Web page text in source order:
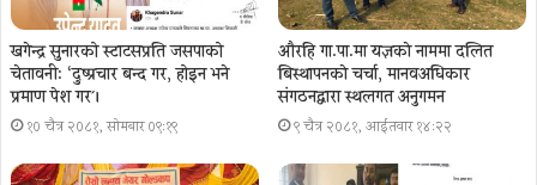
खगेन्द्र सुनारको स्टाटसप्रति जसपाको
चेतावनी: ‘दुष्प्रचार बन्द गर, होइन भने
प्रमाण पेश गर´।
१० चैत्र २०८१, सोमबार ०९:१९
औरहि गा.पा.मा यज्ञकाे नाममा दलित
बिस्थापनकाे चर्चा, मानवअधिकार
संगठनद्वारा स्थलगत अनुगमन
९ चैत्र २०८१, आईतवार १४:२२